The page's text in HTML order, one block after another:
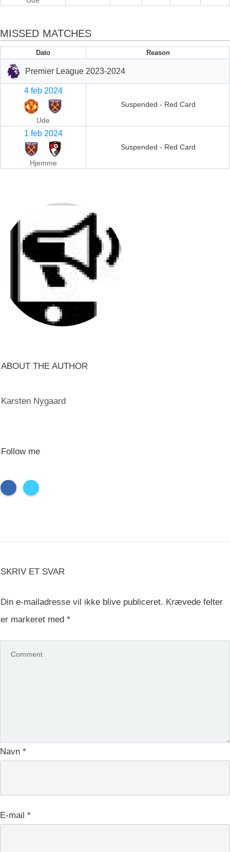
MISSED MATCHES
Dato Reason
Premier League 2023-2024
4 feb 2024
Ude
Suspended - Red Card
1 feb 2024
Hjemme
Suspended - Red Card
ABOUT THE AUTHOR
Karsten Nygaard
Follow me
SKRIV ET SVAR
Din e-mailadresse vil ikke blive publiceret. Krævede felter
er markeret med *
Navn *
E-mail *